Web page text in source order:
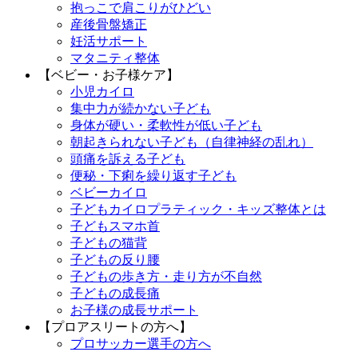
抱っこで肩こりがひどい
産後骨盤矯正
妊活サポート
マタニティ整体
【ベビー・お子様ケア】
小児カイロ
集中力が続かない子ども
身体が硬い・柔軟性が低い子ども
朝起きられない子ども（自律神経の乱れ）
頭痛を訴える子ども
便秘・下痢を繰り返す子ども
ベビーカイロ
子どもカイロプラティック・キッズ整体とは
子どもスマホ首
子どもの猫背
子どもの反り腰
子どもの歩き方・走り方が不自然
子どもの成長痛
お子様の成長サポート
【プロアスリートの方へ】
プロサッカー選手の方へ